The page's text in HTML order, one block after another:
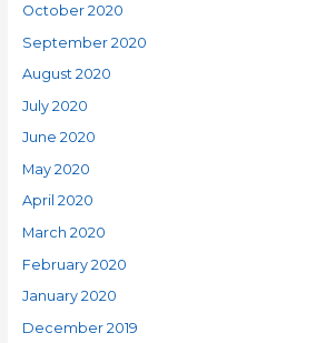
October 2020
September 2020
August 2020
July 2020
June 2020
May 2020
April 2020
March 2020
February 2020
January 2020
December 2019